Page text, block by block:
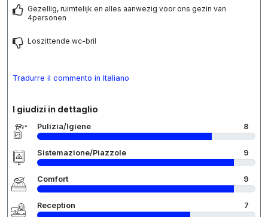
Gezellig, ruimtelijk en alles aanwezig voor ons gezin van
4personen
Loszittende wc-bril
Tradurre il commento in Italiano
I giudizi in dettaglio
Pulizia/Igiene 8
Sistemazione/Piazzole 9
Comfort 9
Reception 7